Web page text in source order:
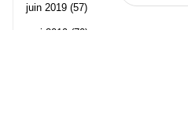
juin 2019 (57)
mai 2019 (70)